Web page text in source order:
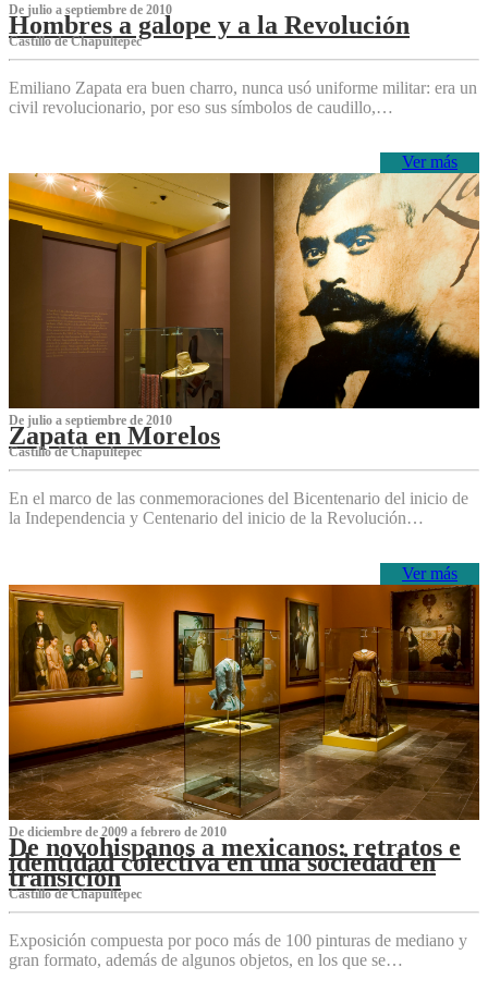
De julio a septiembre de 2010
Hombres a galope y a la Revolución
Castillo de Chapultepec
Emiliano Zapata era buen charro, nunca usó uniforme militar: era un
civil revolucionario, por eso sus símbolos de caudillo,…
Ver más
De julio a septiembre de 2010
Zapata en Morelos
Castillo de Chapultepec
En el marco de las conmemoraciones del Bicentenario del inicio de
la Independencia y Centenario del inicio de la Revolución…
Ver más
De diciembre de 2009 a febrero de 2010
De novohispanos a mexicanos: retratos e
identidad colectiva en una sociedad en
transición
Castillo de Chapultepec
Exposición compuesta por poco más de 100 pinturas de mediano y
gran formato, además de algunos objetos, en los que se…